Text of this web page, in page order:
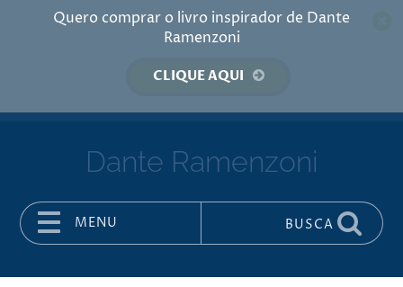
Quero comprar o livro inspirador de Dante
Ramenzoni
CLIQUE AQUI
Dante Ramenzoni
MENU BUSCA